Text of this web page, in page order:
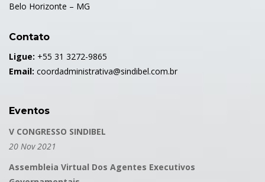
Belo Horizonte – MG
Contato
Ligue: +55 31 3272-9865
Email: coordadministrativa@sindibel.com.br
Eventos
V CONGRESSO SINDIBEL
20 Nov 2021
Assembleia Virtual Dos Agentes Executivos